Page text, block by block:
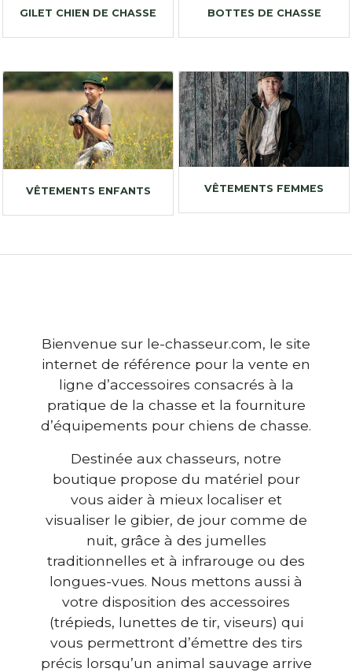
GILET CHIEN DE CHASSE BOTTES DE CHASSE
VÊTEMENTS ENFANTS VÊTEMENTS FEMMES
Bienvenue sur le-chasseur.com, le site
internet de référence pour la vente en
ligne d’accessoires consacrés à la
pratique de la chasse et la fourniture
d’équipements pour chiens de chasse.
Destinée aux chasseurs, notre
boutique propose du matériel pour
vous aider à mieux localiser et
visualiser le gibier, de jour comme de
nuit, grâce à des jumelles
traditionnelles et à infrarouge ou des
longues-vues. Nous mettons aussi à
votre disposition des accessoires
(trépieds, lunettes de tir, viseurs) qui
vous permettront d’émettre des tirs
précis lorsqu’un animal sauvage arrive